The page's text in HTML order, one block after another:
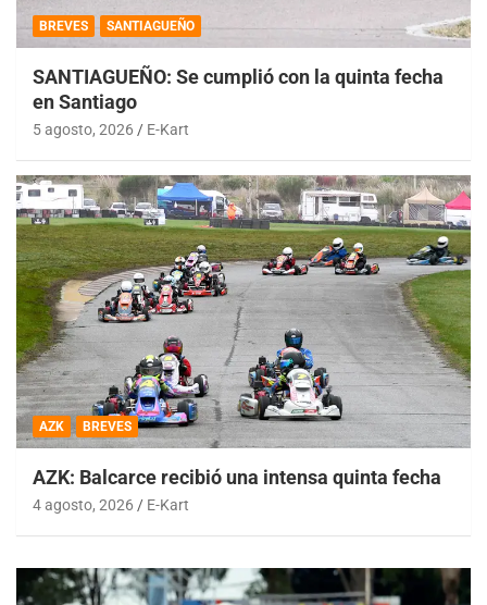
BREVES SANTIAGUEÑO
SANTIAGUEÑO: Se cumplió con la quinta fecha
en Santiago
5 agosto, 2026 E-Kart
AZK BREVES
AZK: Balcarce recibió una intensa quinta fecha
4 agosto, 2026 E-Kart